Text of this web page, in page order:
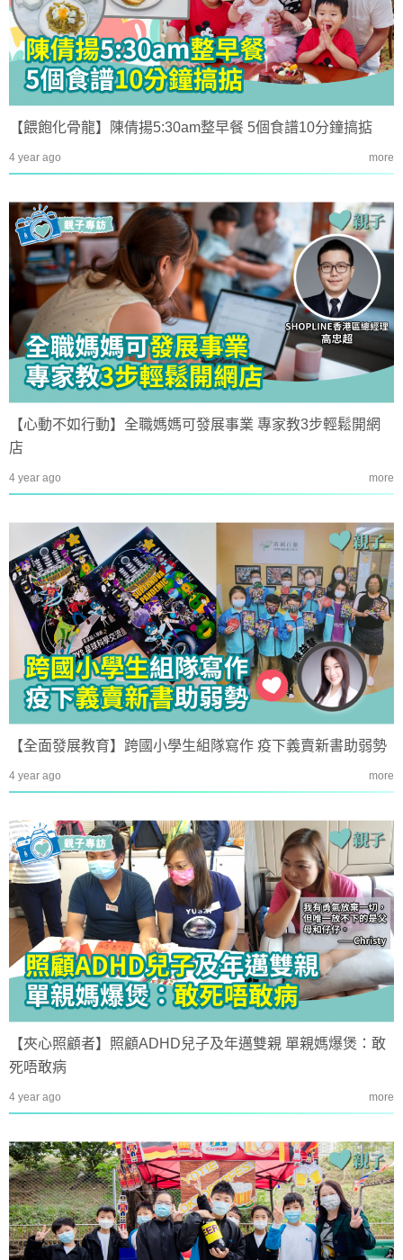
【餵飽化骨龍】陳倩揚5:30am整早餐 5個食譜10分鐘搞掂
4 year ago more
【心動不如行動】全職媽媽可發展事業 專家教3步輕鬆開網
店
4 year ago more
【全面發展教育】跨國小學生組隊寫作 疫下義賣新書助弱勢
4 year ago more
【夾心照顧者】照顧ADHD兒子及年邁雙親 單親媽爆煲：敢
死唔敢病
4 year ago more